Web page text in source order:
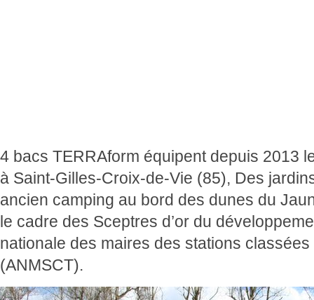
4 bacs TERRAform équipent depuis 2013
à Saint-Gilles-Croix-de-Vie (85), Des
ancien camping au bord des dunes du
le cadre des Sceptres d’or du
nationale des maires des stations
(ANMSCT).